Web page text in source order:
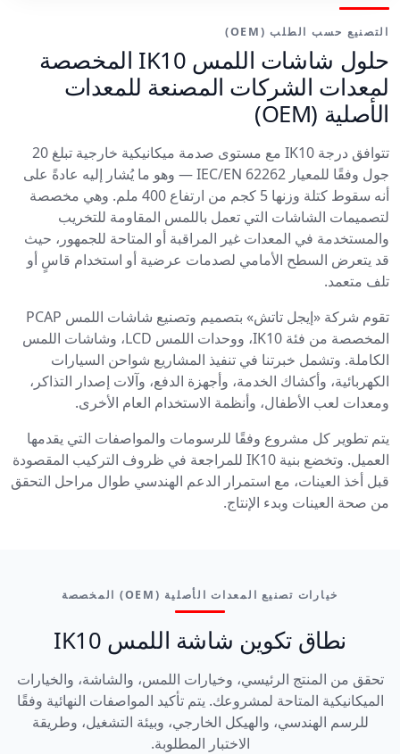
التصنيع حسب الطلب (OEM)
حلول شاشات اللمس IK10 المخصصة
لمعدات الشركات المصنعة للمعدات
الأصلية (OEM)
تتوافق درجة IK10 مع مستوى صدمة ميكانيكية خارجية تبلغ 20
جول وفقًا للمعيار IEC/EN 62262 — وهو ما يُشار إليه عادةً على
أنه سقوط كتلة وزنها 5 كجم من ارتفاع 400 ملم. وهي مخصصة
لتصميمات الشاشات التي تعمل باللمس المقاومة للتخريب
والمستخدمة في المعدات غير المراقبة أو المتاحة للجمهور، حيث
قد يتعرض السطح الأمامي لصدمات عرضية أو استخدام قاسٍ أو
تلف متعمد.
تقوم شركة «إيجل تاتش» بتصميم وتصنيع شاشات اللمس PCAP
المخصصة من فئة IK10، ووحدات اللمس LCD، وشاشات اللمس
الكاملة. وتشمل خبرتنا في تنفيذ المشاريع شواحن السيارات
الكهربائية، وأكشاك الخدمة، وأجهزة الدفع، وآلات إصدار التذاكر،
ومعدات لعب الأطفال، وأنظمة الاستخدام العام الأخرى.
يتم تطوير كل مشروع وفقًا للرسومات والمواصفات التي يقدمها
العميل. وتخضع بنية IK10 للمراجعة في ظروف التركيب المقصودة
قبل أخذ العينات، مع استمرار الدعم الهندسي طوال مراحل التحقق
من صحة العينات وبدء الإنتاج.
خيارات تصنيع المعدات الأصلية (OEM) المخصصة
نطاق تكوين شاشة اللمس IK10
تحقق من المنتج الرئيسي، وخيارات اللمس، والشاشة، والخيارات
الميكانيكية المتاحة لمشروعك. يتم تأكيد المواصفات النهائية وفقًا
للرسم الهندسي، والهيكل الخارجي، وبيئة التشغيل، وطريقة
الاختبار المطلوبة.